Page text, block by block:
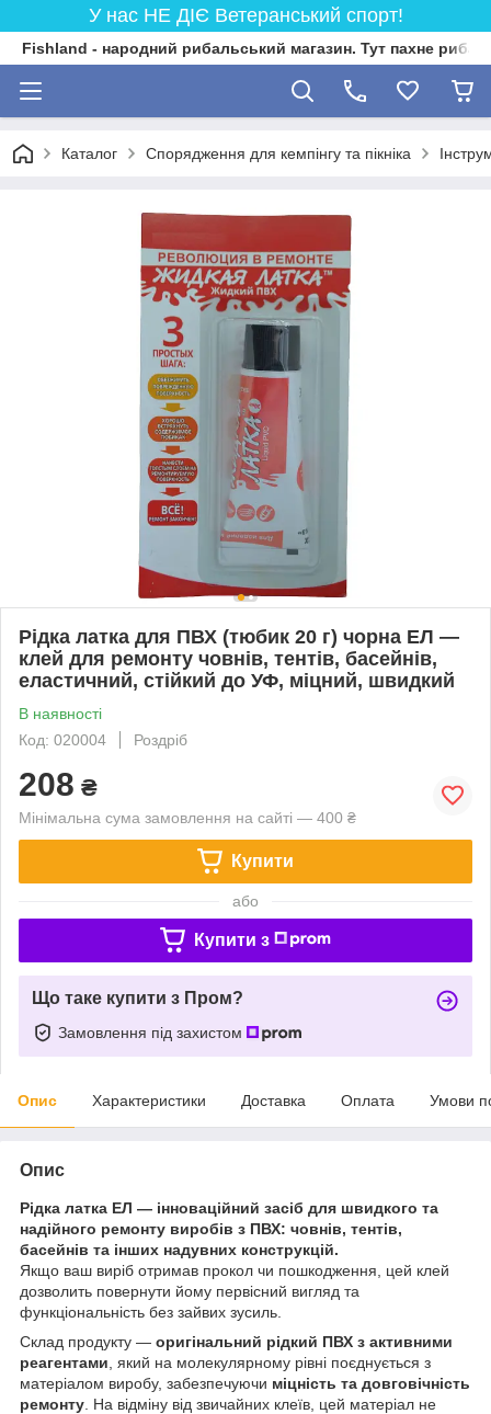
У нас НЕ ДІЄ Ветеранський спорт!
Fishland - народний рибальський магазин. Тут пахне
Каталог Спорядження для кемпінгу та пікніка
Рідка латка для ПВХ (тюбик 20 г) чорна ЕЛ —
клей для ремонту човнів, тентів, басейнів,
еластичний, стійкий до УФ, міцний, швидкий
В наявності
Код: 020004
Роздріб
208 ₴
Мінімальна сума замовлення на сайті — 400 ₴
Купити
або
Купити з
Що таке купити з Пром?
Замовлення під захистом
Опис Характеристики Доставка Оплата Умови
Опис
Рідка латка ЕЛ — інноваційний засіб для швидкого та
надійного ремонту виробів з ПВХ: човнів, тентів,
басейнів та інших надувних конструкцій.
Якщо ваш виріб отримав прокол чи пошкодження, цей клей
дозволить повернути йому первісний вигляд та
функціональність без зайвих зусиль.
Склад продукту — оригінальний рідкий ПВХ з активними
реагентами , який на молекулярному рівні поєднується з
матеріалом виробу, забезпечуючи міцність та довговічність
ремонту . На відміну від звичайних клеїв, цей матеріал не